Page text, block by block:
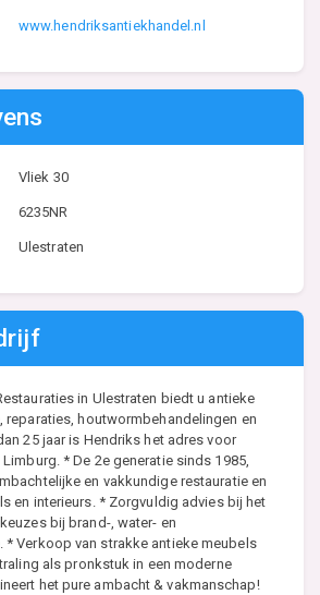
www.hendriksantiekhandel.nl
Vliek 30
6235NR
Ulestraten
in Ulestraten biedt u antieke
reparaties, houtwormbehandelingen en
25 jaar is Hendriks het adres voor
* De 2e generatie sinds 1985,
en vakkundige restauratie en
en interieurs. * Zorgvuldig advies bij het
bij brand-, water- en
* Verkoop van strakke antieke meubels
als pronkstuk in een moderne
het pure ambacht & vakmanschap!